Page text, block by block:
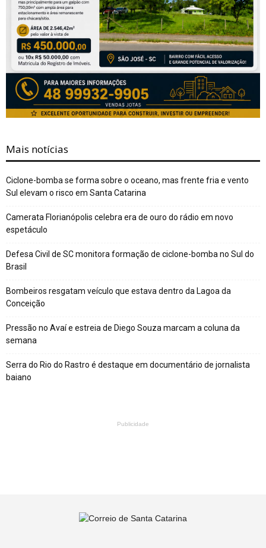
Mais notícias
Ciclone-bomba se forma sobre o oceano, mas frente fria e vento
Sul elevam o risco em Santa Catarina
Camerata Florianópolis celebra era de ouro do rádio em novo
espetáculo
Defesa Civil de SC monitora formação de ciclone-bomba no Sul do
Brasil
Bombeiros resgatam veículo que estava dentro da Lagoa da
Conceição
Pressão no Avaí e estreia de Diego Souza marcam a coluna da
semana
Serra do Rio do Rastro é destaque em documentário de jornalista
baiano
Publicidade